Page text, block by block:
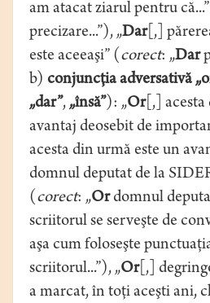
am atacat ziarul pentru
precizare...”), „Dar[,]
este aceeaşi” (corect: „Dar
b) conjuncţia adversativă
„dar”,„însă”): „Or[,] acesta
avantaj deosebit de
acesta din urmă este un
domnul deputat de la
(corect: „Ordomnul
scriitorul se serveşte de
aşa cum foloseşte
scriitorul...”), „Or[,]
a marcat, în toţi aceşti ani,